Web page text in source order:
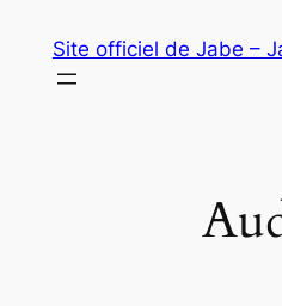
contenu
Site officiel de Jabe –